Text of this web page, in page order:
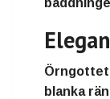
Örngottet
blanka